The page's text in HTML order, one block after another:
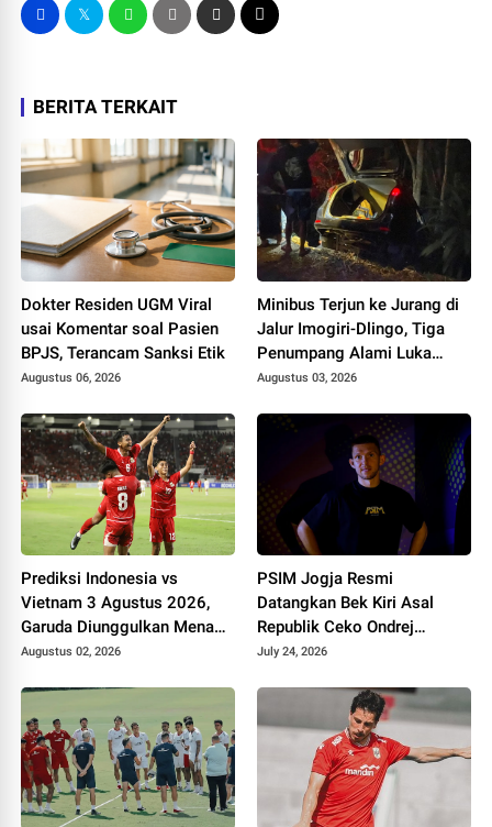
BERITA TERKAIT
Dokter Residen UGM Viral
usai Komentar soal Pasien
BPJS, Terancam Sanksi Etik
Augustus 06, 2026
Minibus Terjun ke Jurang di
Jalur Imogiri-Dlingo, Tiga
Penumpang Alami Luka
Ringan
Augustus 03, 2026
Prediksi Indonesia vs
Vietnam 3 Agustus 2026,
Garuda Diunggulkan Menang
Tipis di Stadion Pakansari
Augustus 02, 2026
PSIM Jogja Resmi
Datangkan Bek Kiri Asal
Republik Ceko Ondrej
Rudzan untuk Hadapi Super
July 24, 2026